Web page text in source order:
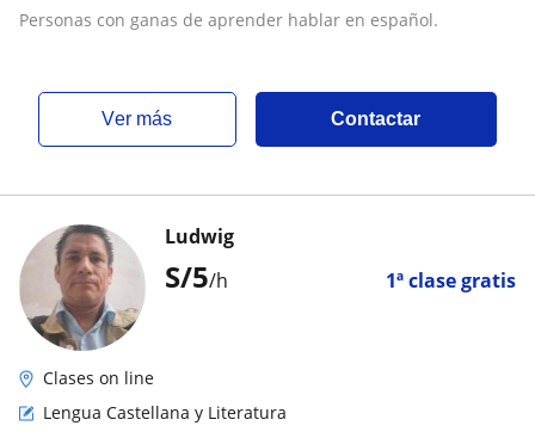
Personas con ganas de aprender hablar en español.
ver más Contactar
S/5/h 1ª clase gratis
Ludwig
Clases on line
Lengua Castellana y Literatura